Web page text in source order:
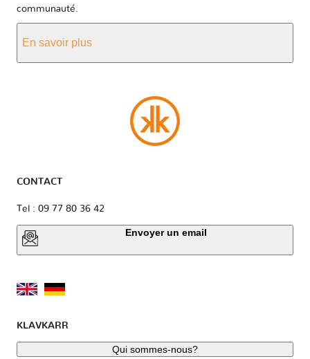
communauté.
En savoir plus
CONTACT
Tel : 09 77 80 36 42
Envoyer un email
KLAVKARR
Qui sommes-nous?